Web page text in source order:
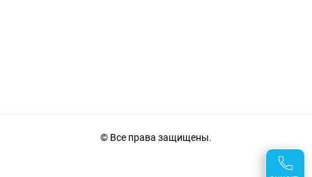
© Все права защищены.